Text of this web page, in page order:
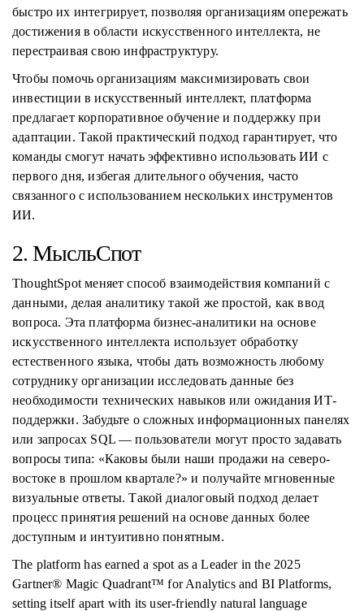
быстро их интегрирует, позволяя организациям опережать
достижения в области искусственного интеллекта, не
перестраивая свою инфраструктуру.
Чтобы помочь организациям максимизировать свои
инвестиции в искусственный интеллект, платформа
предлагает корпоративное обучение и поддержку при
адаптации. Такой практический подход гарантирует, что
команды смогут начать эффективно использовать ИИ с
первого дня, избегая длительного обучения, часто
связанного с использованием нескольких инструментов
ИИ.
2. МысльСпот
ThoughtSpot меняет способ взаимодействия компаний с
данными, делая аналитику такой же простой, как ввод
вопроса. Эта платформа бизнес-аналитики на основе
искусственного интеллекта использует обработку
естественного языка, чтобы дать возможность любому
сотруднику организации исследовать данные без
необходимости технических навыков или ожидания ИТ-
поддержки. Забудьте о сложных информационных панелях
или запросах SQL — пользователи могут просто задавать
вопросы типа: «Каковы были наши продажи на северо-
востоке в прошлом квартале?» и получайте мгновенные
визуальные ответы. Такой диалоговый подход делает
процесс принятия решений на основе данных более
доступным и интуитивно понятным.
The platform has earned a spot as a Leader in the 2025
Gartner® Magic Quadrant™ for Analytics and BI Platforms,
setting itself apart with its user-friendly natural language